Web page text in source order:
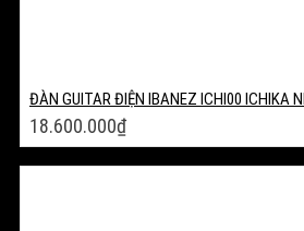
ĐÀN GUITAR ĐIỆN IBANEZ ICHI00 ICHIKA
18.600.000₫